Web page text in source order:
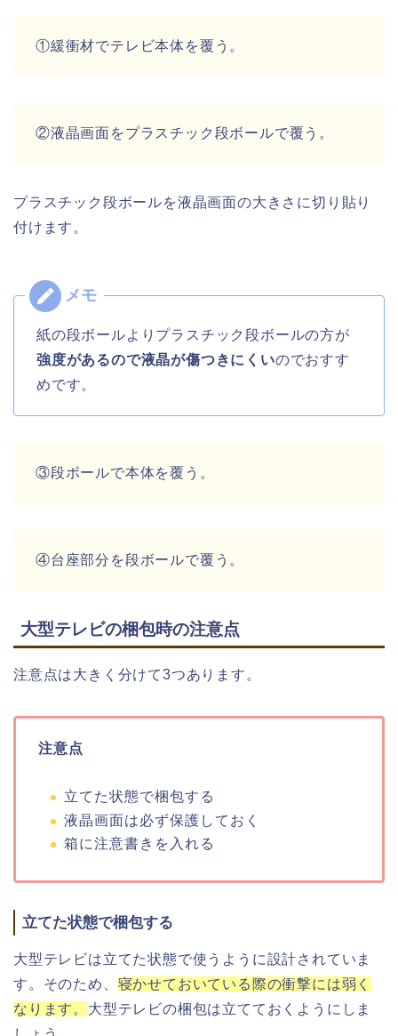
①緩衝材でテレビ本体を覆う。
②液晶画面をプラスチック段ボールで覆う。
プラスチック段ボールを液晶画面の大きさに切り貼り
付けます。
紙の段ボールよりプラスチック段ボールの方が
強度があるので液晶が傷つきにくいのでおすす
めです。
③段ボールで本体を覆う。
④台座部分を段ボールで覆う。
大型テレビの梱包時の注意点
注意点は大きく分けて3つあります。
注意点
立てた状態で梱包する
液晶画面は必ず保護しておく
箱に注意書きを入れる
立てた状態で梱包する
大型テレビは立てた状態で使うように設計されていま
す。そのため、 寝かせておいている際の衝撃には弱く
なります。 大型テレビの梱包は立てておくようにしま